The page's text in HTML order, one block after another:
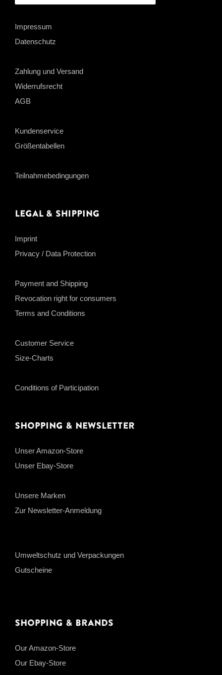
Impressum
Datenschutz
Zahlung und Versand
Widerrufsrecht
AGB
Kundenservice
Größentabellen
Teilnahmebedingungen
Legal & Shipping
Imprint
Privacy / Data Protection
Payment and Shipping
Revocation right for consumers
Terms and Conditions
Customer Service
Size-Charts
Conditions of Participation
Shopping & Newsletter
Unser Amazon-Store
Unser Ebay-Store
Unsere Marken
Zur Newsletter-Anmeldung
Umweltschutz und Verpackungen
Gutscheine
Shopping & Brands
Our Amazon-Store
Our Ebay-Store